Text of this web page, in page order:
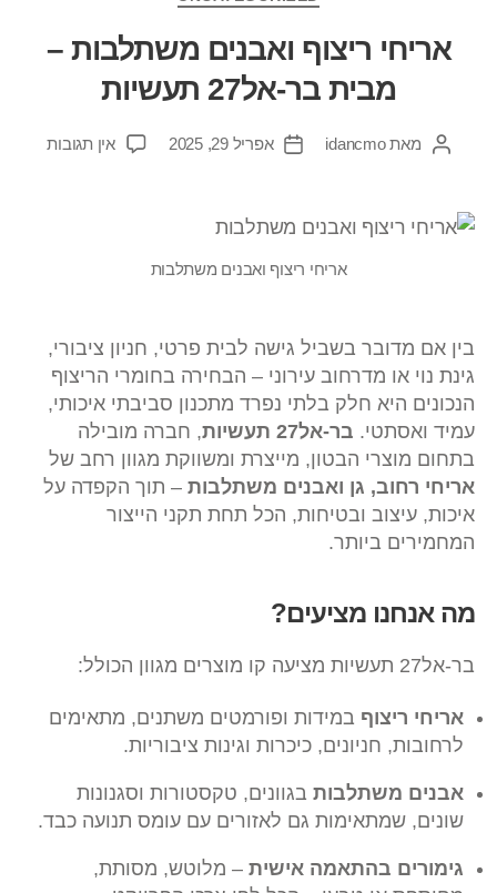
אריחי ריצוף ואבנים משתלבות –
מבית בר-אל27 תעשיות
מאתidancmo אפריל 29, 2025 אין תגובות
אריחי ריצוף ואבנים משתלבות
בין אם מדובר בשביל גישה לבית פרטי, חניון ציבורי,
גינת נוי או מדרחוב עירוני – הבחירה בחומרי הריצוף
הנכונים היא חלק בלתי נפרד מתכנון סביבתי איכותי,
עמיד ואסתטי. בר-אל27 תעשיות
, חברה מובילה
בתחום מוצרי הבטון, מייצרת ומשווקת מגוון רחב של
אריחי רחוב, גן ואבנים משתלבות – תוך הקפדה על
איכות, עיצוב ובטיחות, הכל תחת תקני הייצור
המחמירים ביותר.
מה אנחנו מציעים?
בר-אל27 תעשיות מציעה קו מוצרים מגוון הכולל:
אריחי ריצוף במידות ופורמטים משתנים, מתאימים
לרחובות, חניונים, כיכרות וגינות ציבוריות.
אבנים משתלבות בגוונים, טקסטורות וסגנונות
שונים, שמתאימות גם לאזורים עם עומס תנועה כבד.
גימורים בהתאמה אישית – מלוטש, מסותת,